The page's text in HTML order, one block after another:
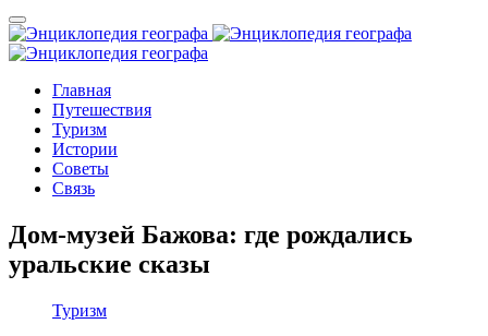
Главная
Путешествия
Туризм
Истории
Советы
Связь
Дом-музей Бажова: где рождались
уральские сказы
Туризм